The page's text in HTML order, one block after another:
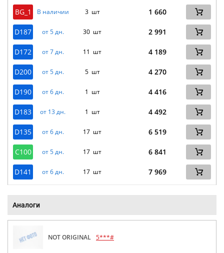
BG_1
В наличии 3 шт 1 660
D187 от 5 дн. 30 шт 2 991
D172 от 7 дн. 11 шт 4 189
D200 от 5 дн. 5 шт 4 270
D190 от 6 дн. 1 шт 4 416
D183 от 13 дн. 1 шт 4 492
D135 от 6 дн. 17 шт 6 519
C100 от 5 дн. 17 шт 6 841
D141 от 6 дн. 17 шт 7 969
Аналоги
NOT ORIGINAL 5***#